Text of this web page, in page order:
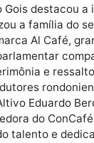
Berdes,
Sul, Chácara
de Moura, e
Cássio
Publicidade
Gois